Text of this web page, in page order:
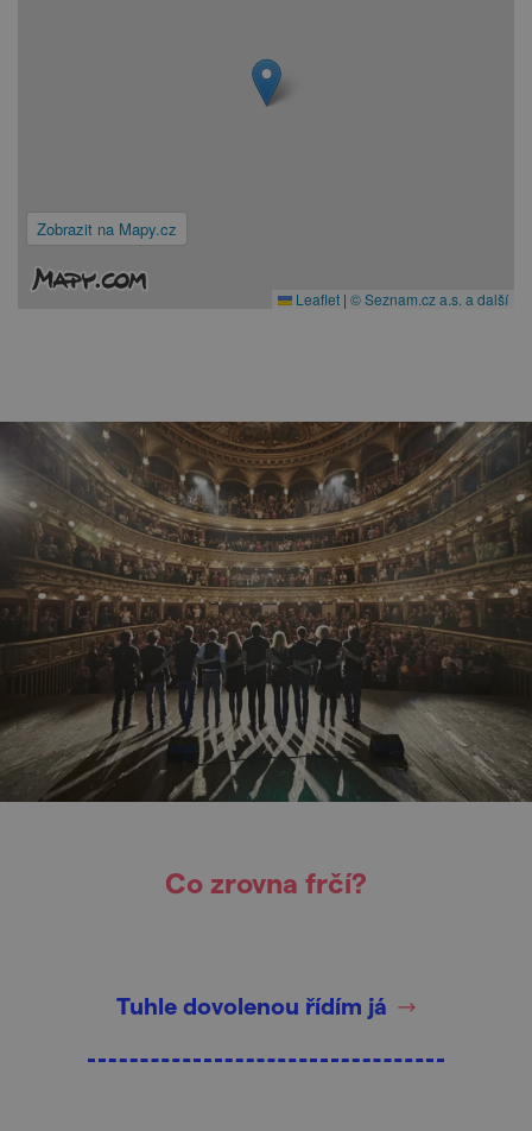
Zobrazit na Mapy.cz
Leaflet | © Seznam.cz a.s. a další
Co zrovna frčí?
Tuhle dovolenou řídím já